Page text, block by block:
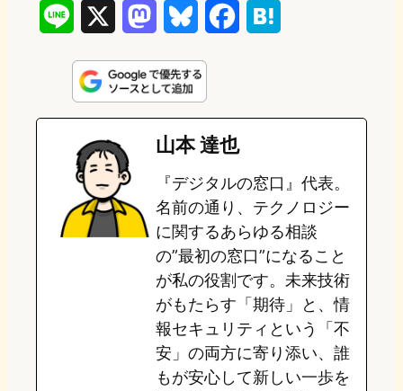
n
e
s
t
o
o
n
u
e
s
k
e
b
o
o
k
e
a
山本 達也
『デジタルの窓口』代表。
名前の通り、テクノロジー
に関するあらゆる相談
の”最初の窓口”になること
が私の役割です。未来技術
がもたらす「期待」と、情
報セキュリティという「不
安」の両方に寄り添い、誰
もが安心して新しい一歩を